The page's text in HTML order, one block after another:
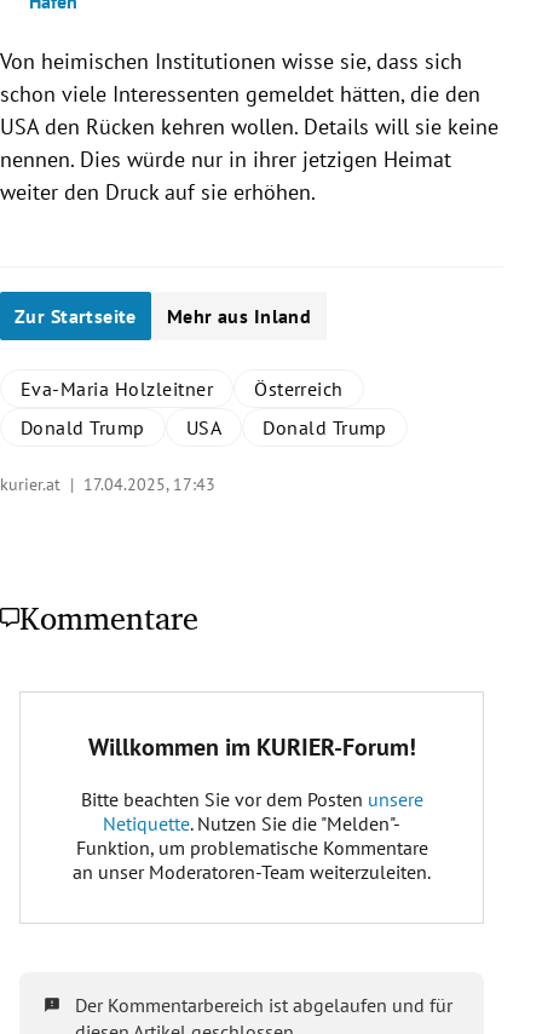
Von heimischen Institutionen wisse sie, dass sich
schon viele Interessenten gemeldet hätten, die den
USA den Rücken kehren wollen. Details will sie keine
nennen. Dies würde nur in ihrer jetzigen Heimat
weiter den Druck auf sie erhöhen.
Zur Startseite Mehr aus Inland
Eva-Maria Holzleitner
Österreich
Donald Trump
USA Donald Trump
kurier.at | 17.04.2025, 17:43
Kommentare